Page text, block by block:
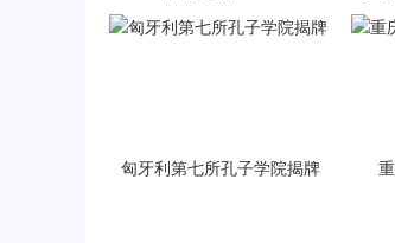
eo与PP终极火焰狂潮意外同
框
匈牙利第七所孔子学院揭牌